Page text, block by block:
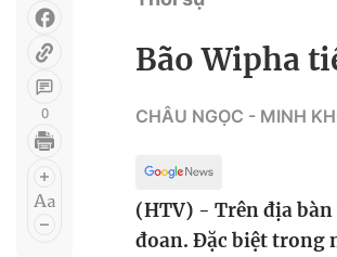
Quốc tế
An Sinh
Công nghệ
Sự kiện quan tâm
Chuyên đề
0
Bão Wipha
CHÂU NGỌC - MINH
(HTV) - Trên địa
đoan. Đặc biệt trong